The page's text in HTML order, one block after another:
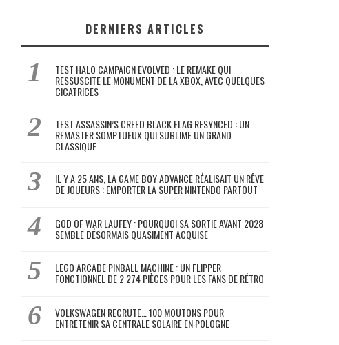
DERNIERS ARTICLES
TEST HALO CAMPAIGN EVOLVED : LE REMAKE QUI
RESSUSCITE LE MONUMENT DE LA XBOX, AVEC QUELQUES
CICATRICES
TEST ASSASSIN’S CREED BLACK FLAG RESYNCED : UN
REMASTER SOMPTUEUX QUI SUBLIME UN GRAND
CLASSIQUE
IL Y A 25 ANS, LA GAME BOY ADVANCE RÉALISAIT UN RÊVE
DE JOUEURS : EMPORTER LA SUPER NINTENDO PARTOUT
GOD OF WAR LAUFEY : POURQUOI SA SORTIE AVANT 2028
SEMBLE DÉSORMAIS QUASIMENT ACQUISE
LEGO ARCADE PINBALL MACHINE : UN FLIPPER
FONCTIONNEL DE 2 274 PIÈCES POUR LES FANS DE RÉTRO
VOLKSWAGEN RECRUTE… 100 MOUTONS POUR
ENTRETENIR SA CENTRALE SOLAIRE EN POLOGNE